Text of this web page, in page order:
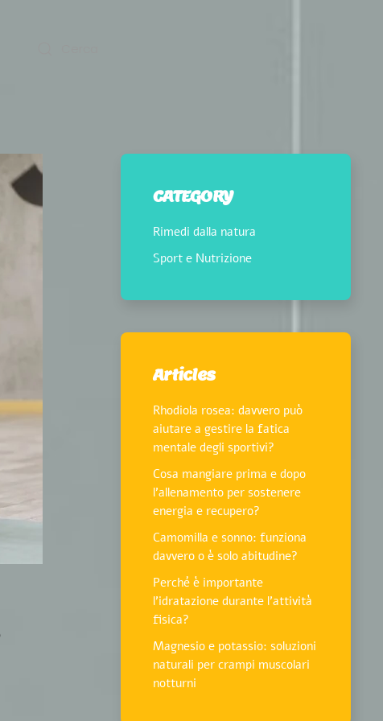
CATEGORY
Rimedi dalla natura
Sport e Nutrizione
Articles
Rhodiola rosea: davvero può
aiutare a gestire la fatica
mentale degli sportivi?
Cosa mangiare prima e dopo
l’allenamento per sostenere
energia e recupero?
Camomilla e sonno: funziona
davvero o è solo abitudine?
Perché è importante
l’idratazione durante l’attività
fisica?
Magnesio e potassio: soluzioni
naturali per crampi muscolari
notturni